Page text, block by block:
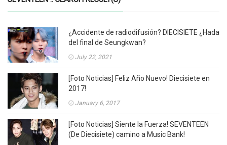
¿Accidente de radiodifusión? DIECISIETE ¿Hada
del final de Seungkwan?
July 22, 2021
[Foto Noticias] Feliz Año Nuevo! Diecisiete en
2017!
January 6, 2017
[Foto Noticias] Siente la Fuerza! SEVENTEEN
(De Diecisiete) camino a Music Bank!